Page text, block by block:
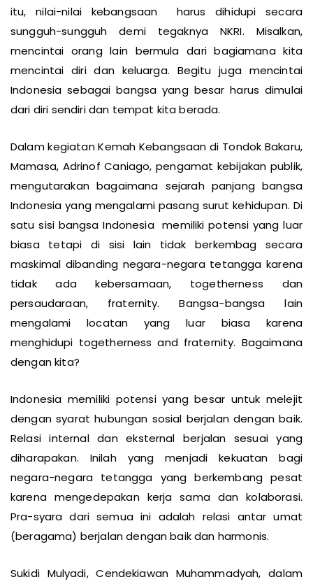
itu, nilai-nilai kebangsaan harus dihidupi secara
sungguh-sungguh demi tegaknya NKRI. Misalkan,
mencintai orang lain bermula dari bagiamana kita
mencintai diri dan keluarga. Begitu juga mencintai
Indonesia sebagai bangsa yang besar harus dimulai
dari diri sendiri dan tempat kita berada.
Dalam kegiatan Kemah Kebangsaan di Tondok Bakaru,
Mamasa, Adrinof Caniago, pengamat kebijakan publik,
mengutarakan bagaimana sejarah panjang bangsa
Indonesia yang mengalami pasang surut kehidupan. Di
satu sisi bangsa Indonesia memiliki potensi yang luar
biasa tetapi di sisi lain tidak berkembag secara
maskimal dibanding negara-negara tetangga karena
tidak ada kebersamaan, togetherness dan
persaudaraan, fraternity. Bangsa-bangsa lain
mengalami locatan yang luar biasa karena
menghidupi togetherness and fraternity. Bagaimana
dengan kita?
Indonesia memiliki potensi yang besar untuk melejit
dengan syarat hubungan sosial berjalan dengan baik.
Relasi internal dan eksternal berjalan sesuai yang
diharapakan. Inilah yang menjadi kekuatan bagi
negara-negara tetangga yang berkembang pesat
karena mengedepakan kerja sama dan kolaborasi.
Pra-syara dari semua ini adalah relasi antar umat
(beragama) berjalan dengan baik dan harmonis.
Sukidi Mulyadi, Cendekiawan Muhammadyah, dalam